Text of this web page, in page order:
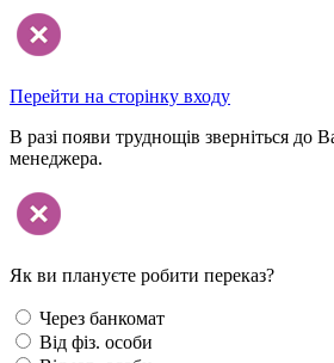
Перейти на сторінку входу
В разі появи труднощів зверніться до
менеджера.
Як ви плануєте робити переказ?
Через банкомат
Від фіз. особи